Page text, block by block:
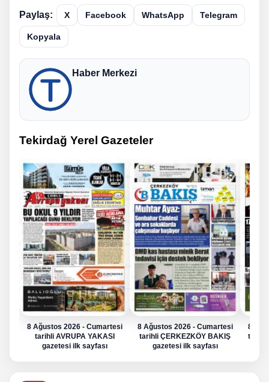
Paylaş: X Facebook WhatsApp Telegram
Kopyala
Haber Merkezi
Tekirdağ Yerel Gazeteler
8 Ağustos 2026 - Cumartesi
tarihli AVRUPA YAKASI
gazetesi ilk sayfası
8 Ağustos 2026 - Cumartesi
tarihli ÇERKEZKÖY BAKIŞ
gazetesi ilk sayfası
8
tarihli